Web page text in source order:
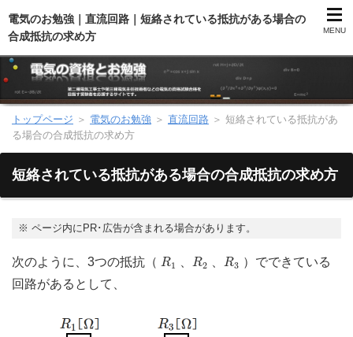
電気のお勉強｜直流回路｜短絡されている抵抗がある場合の
合成抵抗の求め方
MENU
第二種電気工事士（総合）
第二種電気工事士（学科試験）
電気のお勉強
電気数学のお勉強
トップページ ＞ 電気のお勉強 ＞ 直流回路 ＞ 短絡されている抵抗があ
る場合の合成抵抗の求め方
短絡されている抵抗がある場合の合成抵抗の求め方
※ ページ内にPR･広告が含まれる場合があります。
次のように、3つの抵抗（ R1
R1 R2
R2 R3
R3
）でできている
回路があるとして、